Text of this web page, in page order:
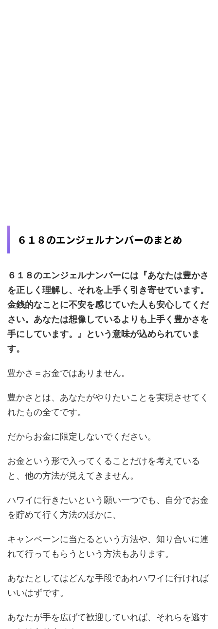
６１８のエンジェルナンバーのまとめ
６１８のエンジェルナンバーには『あなたは豊かさ
を正しく理解し、それを上手く引き寄せています。
金銭的なことに不安を感じていた人も安心してくだ
さい。あなたは想像しているよりも上手く豊かさを
手にしています。』という意味が込められていま
す。
豊かさ＝お金ではありません。
豊かさとは、あなたがやりたいことを実現させてく
れたもの全てです。
だからお金に限定しないでください。
お金という形で入ってくることだけを考えている
と、他の方法が見えてきません。
ハワイに行きたいという願い一つでも、自分でお金
を貯めて行く方法のほかに、
キャンペーンに当たるという方法や、知り合いに連
れて行ってもらうという方法もあります。
あなたとしてはどんな手段であれハワイに行ければ
いいはずです。
あなたが手を広げて歓迎していれば、それらを逃す